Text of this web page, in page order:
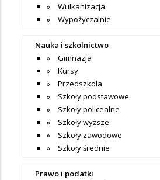
Wulkanizacja
Wypożyczalnie
Nauka i szkolnictwo
Gimnazja
Kursy
Przedszkola
Szkoły podstawowe
Szkoły policealne
Szkoły wyższe
Szkoły zawodowe
Szkoły średnie
Prawo i podatki